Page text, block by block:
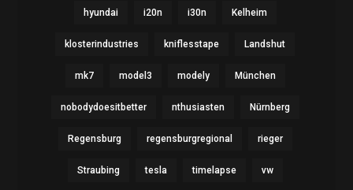
hyundai i20n i30n Kelheim
klosterindustries kniflesstape Landshut
mk7 model3 modely München
nobodydoesitbetter nthusiasten Nürnberg
Regensburg regensburgregional rieger
Straubing tesla timelapse vw